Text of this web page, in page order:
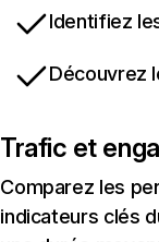
Identifiez
Découvrez
Trafic et
Comparez les
indicateurs clés